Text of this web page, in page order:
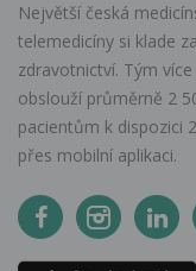
Největší česká
telemedicíny si klade
zdravotnictví. Tým
obslouží průměrně 2
pacientům k dispozici
přes mobilní aplikaci.